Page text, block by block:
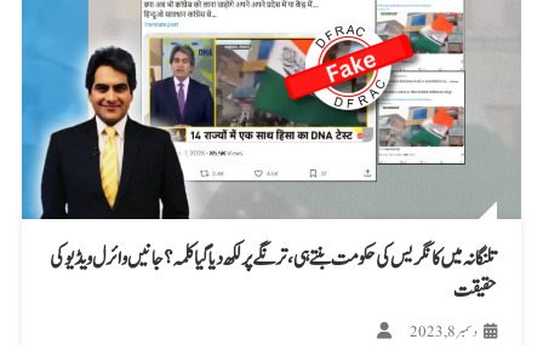
تلنگانہ میں کانگریس کی حکومت بنتے ہی، ترنگے پر لکھ دیا گیا کلمہ؟ جانیں وائرل ویڈیو کی
حقیقت
دسمبر 8, 2023